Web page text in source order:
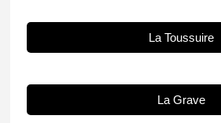
La Toussuire
La Grave